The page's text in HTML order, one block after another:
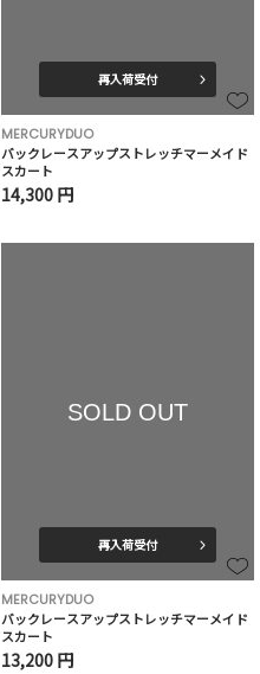
再入荷受付
MERCURYDUO
バックレースアップストレッチマーメイド
スカート
14,300 円
SOLD OUT
再入荷受付
MERCURYDUO
バックレースアップストレッチマーメイド
スカート
13,200 円